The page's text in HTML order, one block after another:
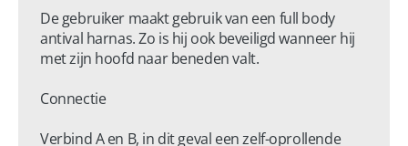
De gebruiker maakt gebruik van een full body
antival harnas. Zo is hij ook beveiligd wanneer hij
met zijn hoofd naar beneden valt.
Connectie
Verbind A en B, in dit geval een zelf-oprollende